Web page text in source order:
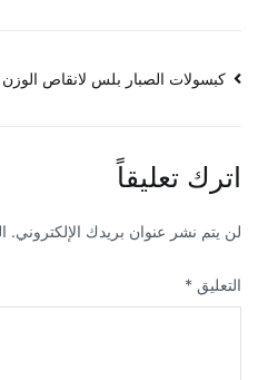
تصفّح
كبسولات الصبار بلس لانقاص الوزن
اترك تعليقاً
لن يتم نشر عنوان بريدك الإلكتروني.
التعليق *